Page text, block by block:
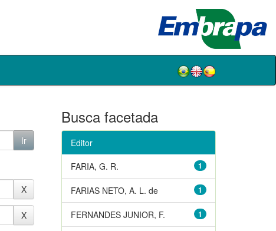
Busca facetada
Editor
1
FARIA, G. R.
1
FARIAS NETO, A. L. de
1
FERNANDES JUNIOR, F.